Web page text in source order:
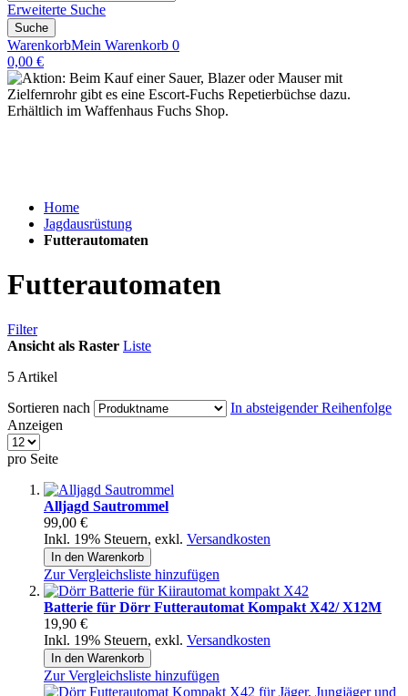
Erweiterte Suche
Suche
WarenkorbMein Warenkorb 0
0,00 €
Home
Jagdausrüstung
Futterautomaten
Futterautomaten
Filter
Ansicht als Raster Liste
5 Artikel
Sortieren nach
In absteigender Reihenfolge
Anzeigen
pro Seite
Alljagd Sautrommel
99,00 €
Inkl. 19% Steuern, exkl. Versandkosten
In den Warenkorb
Zur Vergleichsliste hinzufügen
Batterie für Dörr Futterautomat Kompakt X42/ X12M
19,90 €
Inkl. 19% Steuern, exkl. Versandkosten
In den Warenkorb
Zur Vergleichsliste hinzufügen